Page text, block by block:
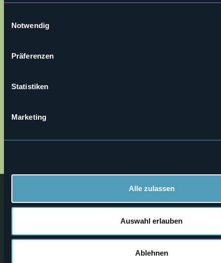
Notwendig
Präferenzen
Statistiken
Marketing
Alle zulassen
Auswahl erlauben
Ablehnen
alpe_20devero.gpx
Entdecken Sie Orte, Erlebnisse und Aktivitäten in der Nähe
2
Bike